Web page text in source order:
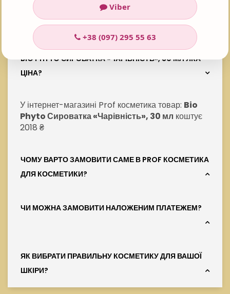
Часті запитання - FAQ
BIO PHYTO СИРОВАТКА «ЧАРІВНІСТЬ», 30 МЛ ЯКА
ЦІНА?
У інтернет-магазині Prof косметика товар: Bio
Phyto Сироватка «Чарівність», 30 мл коштує
2018 ₴
ЧОМУ ВАРТО ЗАМОВИТИ САМЕ В PROF КОСМЕТИКА
ДЛЯ КОСМЕТИКИ?
ЧИ МОЖНА ЗАМОВИТИ НАЛОЖЕНИМ ПЛАТЕЖЕМ?
ЯК ВИБРАТИ ПРАВИЛЬНУ КОСМЕТИКУ ДЛЯ ВАШОЇ
ШКІРИ?
Viber
+38 (097) 295 55 63